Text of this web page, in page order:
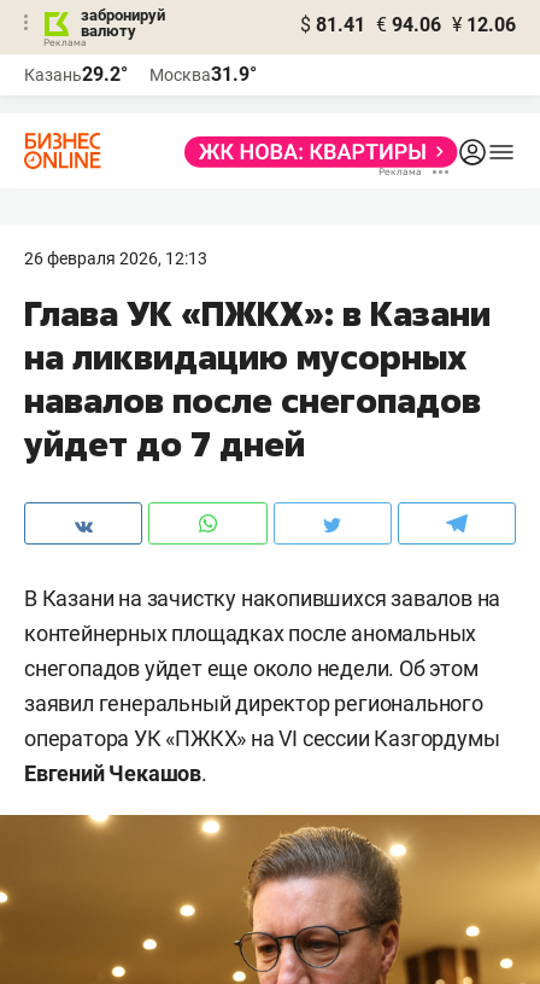
забронируй
валюту
$ 81.41 € 94.06 ¥ 12.06
Казань29.2° Москва31.9°
26 февраля 2026, 12:13
Глава УК «ПЖКХ»: в Казани
на ликвидацию мусорных
навалов после снегопадов
уйдет до 7 дней
В Казани на зачистку накопившихся завалов на
контейнерных площадках после аномальных
снегопадов уйдет еще около недели. Об этом
заявил генеральный директор регионального
оператора УК «ПЖКХ» на VI сессии Казгордумы
Евгений Чекашов.